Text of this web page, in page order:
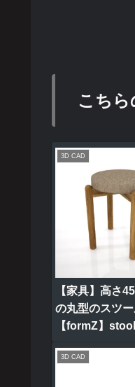
こち
3D CAD
【家具】高さ
の丸型のスツ
【formZ】
3D CAD